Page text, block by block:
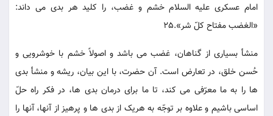
امام عسکری علیه السلام خشم و غضب، را کلید هر بدی می داند:
«الغضب مفتاح کلّ شر».25
منشأ بسیاری از گناهان، غضب می باشد و اصولاً خشم با خوشرویی و
حُسن خلق، در تعارض است. آن حضرت، با این بیان، ریشه و منشأ بدی
ها را به ما معرّفی می کند، تا ما برای درمان بدی ها، در فکر راه حلّ
اساسی باشیم و علاوه بر توجّه به هریک از بدی ها و پرهیز از آنها، آنها را